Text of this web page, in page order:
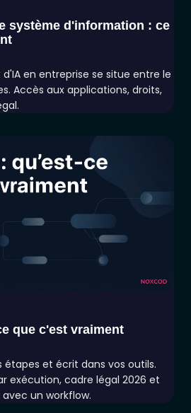
système d'information : ce
en entreprise se situe entre le
Accès aux applications, droits,
que c'est vraiment
étapes et écrit dans vos outils.
exécution, cadre légal 2026 et
un workflow.